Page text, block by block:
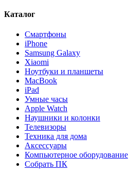
Каталог
Смартфоны
iPhone
Samsung Galaxy
Xiaomi
Ноутбуки и планшеты
MacBook
iPad
Умные часы
Apple Watch
Наушники и колонки
Телевизоры
Техника для дома
Аксессуары
Компьютерное оборудование
Собрать ПК